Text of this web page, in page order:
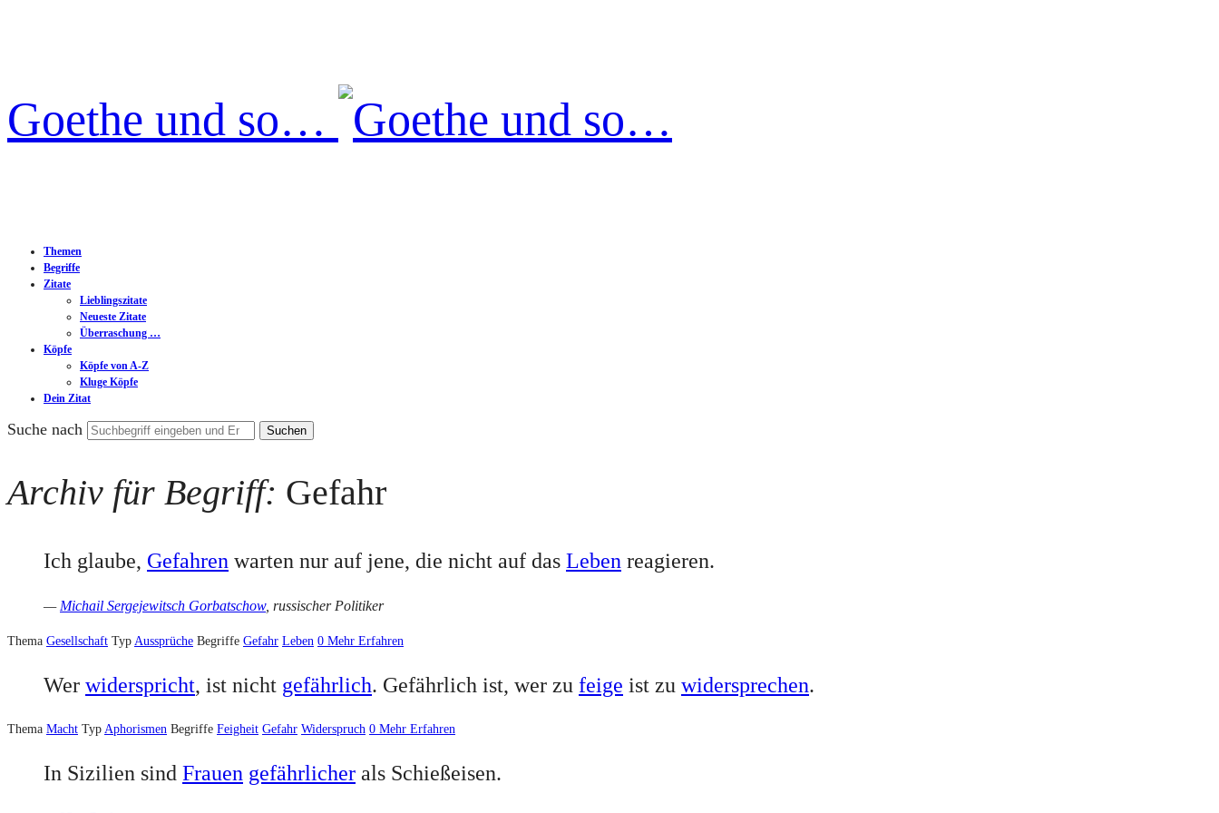
Goethe und so…
Themen
Begriffe
Zitate
Lieblingszitate
Neueste Zitate
Überraschung …
Köpfe
Köpfe von A-Z
Kluge Köpfe
Dein Zitat
Suche nach
Archiv für Begriff: Gefahr
Ich glaube, Gefahren warten nur auf jene, die nicht auf das Leben reagieren.
— Michail Sergejewitsch Gorbatschow, russischer Politiker
Thema Gesellschaft Typ Aussprüche Begriffe Gefahr Leben 0 Mehr Erfahren
Wer widerspricht, ist nicht gefährlich. Gefährlich ist, wer zu feige ist zu widersprechen.
Thema Macht Typ Aphorismen Begriffe Feigheit Gefahr Widerspruch 0 Mehr Erfahren
In Sizilien sind Frauen gefährlicher als Schießeisen.